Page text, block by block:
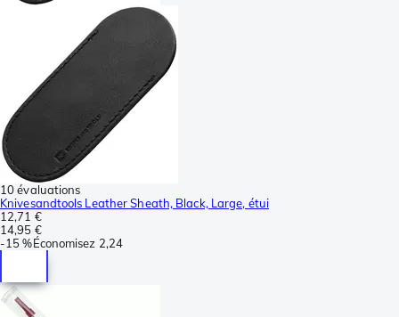
10 évaluations
Knivesandtools Leather Sheath, Black, Large, étui
12,71 €
14,95 €
-15 %Économisez 2,24